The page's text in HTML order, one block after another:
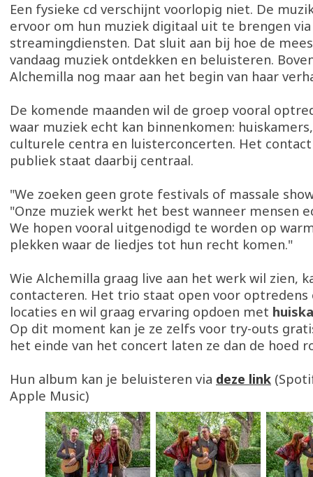
Een fysieke cd verschijnt voorlopig niet. De
ervoor om hun muziek digitaal uit te brengen via
streamingdiensten. Dat sluit aan bij hoe de
vandaag muziek ontdekken en beluisteren.
Alchemilla nog maar aan het begin van haar
De komende maanden wil de groep vooral
waar muziek echt kan binnenkomen:
culturele centra en luisterconcerten. Het
publiek staat daarbij centraal.
"We zoeken geen grote festivals of massale
"Onze muziek werkt het best wanneer mensen
We hopen vooral uitgenodigd te worden op
plekken waar de liedjes tot hun recht komen."
Wie Alchemilla graag live aan het werk wil zien,
contacteren. Het trio staat open voor optredens
locaties en wil graag ervaring opdoen met
Op dit moment kan je ze zelfs voor try-outs
het einde van het concert laten ze dan de hoed
Hun album kan je beluisteren via deze link
Apple Music)